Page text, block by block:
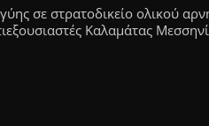
σε στρατοδικείο ολικού
Καλαμάτας